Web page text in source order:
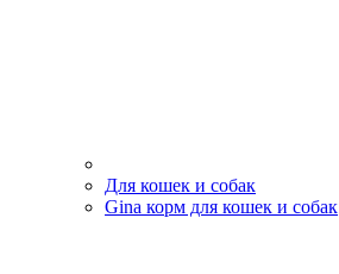
Для кошек и собак
Gina корм для кошек и собак